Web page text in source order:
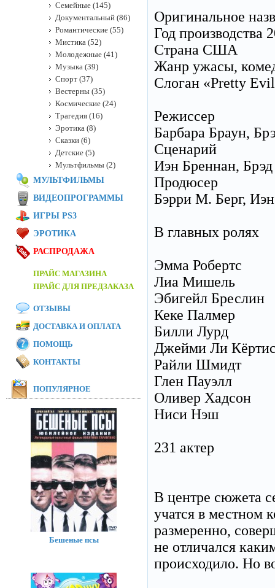
Оригинальное
Год производства
Страна США
Жанр ужасы,
Слоган «Pretty
Режиссер
Барбара Браун,
Сценарий
Иэн Бреннан,
Продюсер
Бэрри М. Берг,
В главных ролях
Эмма Робертс
Лиа Мишель
Эбигейл Бреслин
Кеке Палмер
Билли Лурд
Джейми Ли
Райли Шмидт
Глен Пауэлл
Оливер Хадсон
Ниси Нэш
231 актер
В центре сюжета
учатся в местном
размеренно,
не отличался
происходило. Но
Семейные (145)
Документальный (86)
Романтические (55)
Мистика (52)
Молодежные (41)
Музыка (39)
Спорт (37)
Вестерны (35)
Космические (24)
Трагедия (16)
Эротика (8)
Сказки (6)
Детские (5)
Мультфильмы (2)
МУЛЬТФИЛЬМЫ
ВИДЕОПРОГРАММЫ
ИГРЫ PS3
ЭРОТИКА
РАСПРОДАЖА
ПРАЙС МАГАЗИНА
ПРАЙС ДЛЯ ПРЕДЗАКАЗА
ОТЗЫВЫ
ДОСТАВКА И ОПЛАТА
ПОМОЩЬ
КОНТАКТЫ
ПОПУЛЯРНОЕ
Бешеные псы